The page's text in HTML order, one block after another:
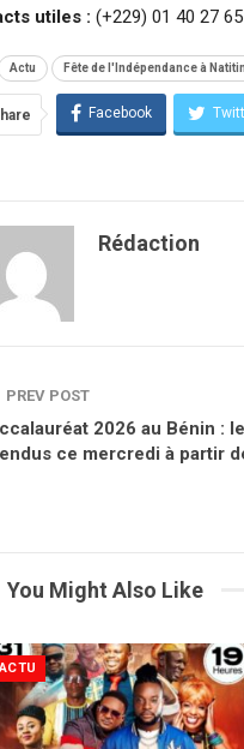
utiles : (+229) 01 40 27
Actu Fête de l'Indépendance à
Facebook
Rédaction
PREV POST
2026 au Bénin :
ce mercredi à partir
You Might Also Like
ACTU